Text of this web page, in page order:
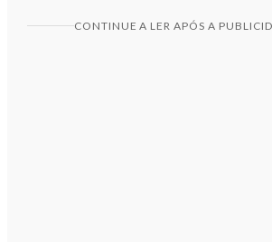
CONTINUE A LER APÓS A